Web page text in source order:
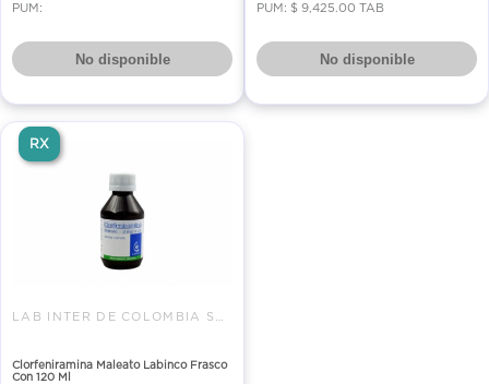
PUM:
No disponible
PUM: $ 9,425.00 TAB
No disponible
Clorfeniramina Maleato Labinco Frasco
Con 120 Ml
RX